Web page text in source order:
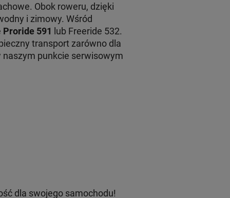
Obok roweru, dzięki
i zimowy. Wśród
Proride 591 lub Freeride 532.
transport zarówno dla
punkcie serwisowym
dla swojego samochodu!